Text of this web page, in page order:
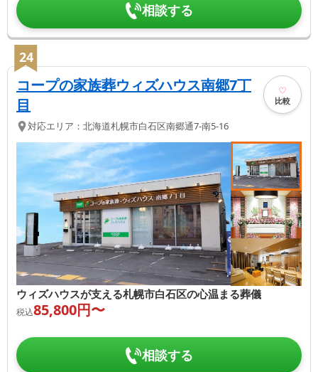
相談する
24
コープの家族葬ウィズハウス南郷7丁
目
対応エリア： 北海道札幌市白石区南郷通7-南5-16
比較
ウィズハウスが支える札幌市白石区の心温まる葬儀
税込85,800円〜
相談する